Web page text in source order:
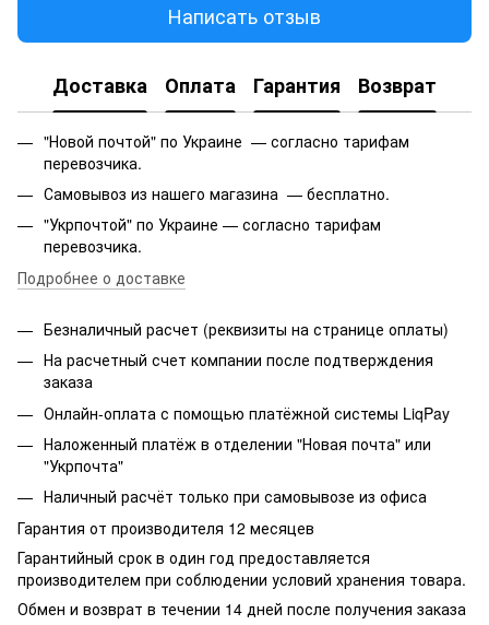
Написать отзыв
Доставка Оплата Гарантия Возврат
"Новой почтой" по Украине — согласно тарифам
перевозчика.
Самовывоз из нашего магазина — бесплатно.
"Укрпочтой" по Украине — согласно тарифам
перевозчика.
Подробнее о доставке
Безналичный расчет (реквизиты на странице оплаты)
На расчетный счет компании после подтверждения
заказа
Онлайн-оплата с помощью платёжной системы LiqPay
Наложенный платёж в отделении "Новая почта" или
"Укрпочта"
Наличный расчёт только при самовывозе из офиса
Гарантия от производителя 12 месяцев
Гарантийный срок в один год предоставляется
производителем при соблюдении условий хранения товара.
Обмен и возврат в течении 14 дней после получения заказа